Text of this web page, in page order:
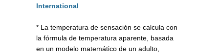
International
* La temperatura de sensación se calcula con
la fórmula de temperatura aparente, basada
en un modelo matemático de un adulto,